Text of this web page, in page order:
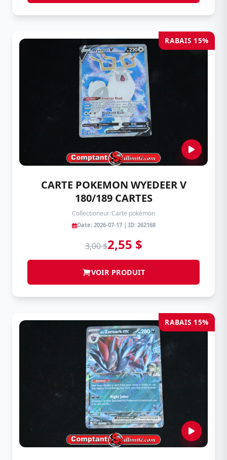
RABAIS 15%
CARTE POKEMON WYEDEER V
180/189 CARTES
Collectioneur/Carte pokémon
Date: 2026-07-17 | ID: 262168
3,00 $2,55 $
VOIR PRODUIT
RABAIS 15%